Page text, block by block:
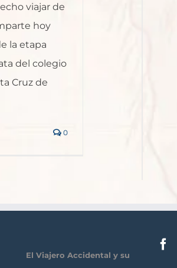
viajar de
hoy
la etapa
del colegio
Cruz de
0
El Viajero Accidental y su